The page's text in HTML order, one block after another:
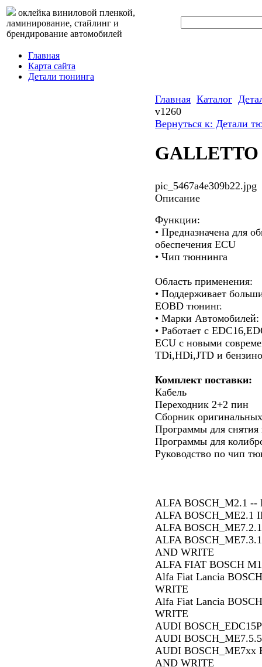
оклейка виниловой пленкой,
ламинирование, стайлинг и
брендирование автомобилей
Главная
Карта сайта
Детали тюнинга
Главная Каталог
v1260
Вернуться к: Детали
GALLETTO
pic_5467a4e309b22.jpg
Описание
Функции:
• Предназначена для
обеспечения ECU
• Чип тюннинга
Область применения:
• Поддерживает
EOBD тюнинг.
• Марки
• Работает с
ECU c новыми
TDi,HDi,JTD и
Комплект поставки:
Кабель
Переходник 2+2 пин
Сборник
Программы для снятия
Программы для
Руководство по чип
ALFA BOSCH_M2.1
ALFA BOSCH_ME2.1
ALFA
ALFA
AND WRITE
ALFA FIAT BOSCH
Alfa Fiat Lancia
WRITE
Alfa Fiat Lancia
WRITE
AUDI
AUDI
AUDI BOSCH_ME7xx
AND WRITE